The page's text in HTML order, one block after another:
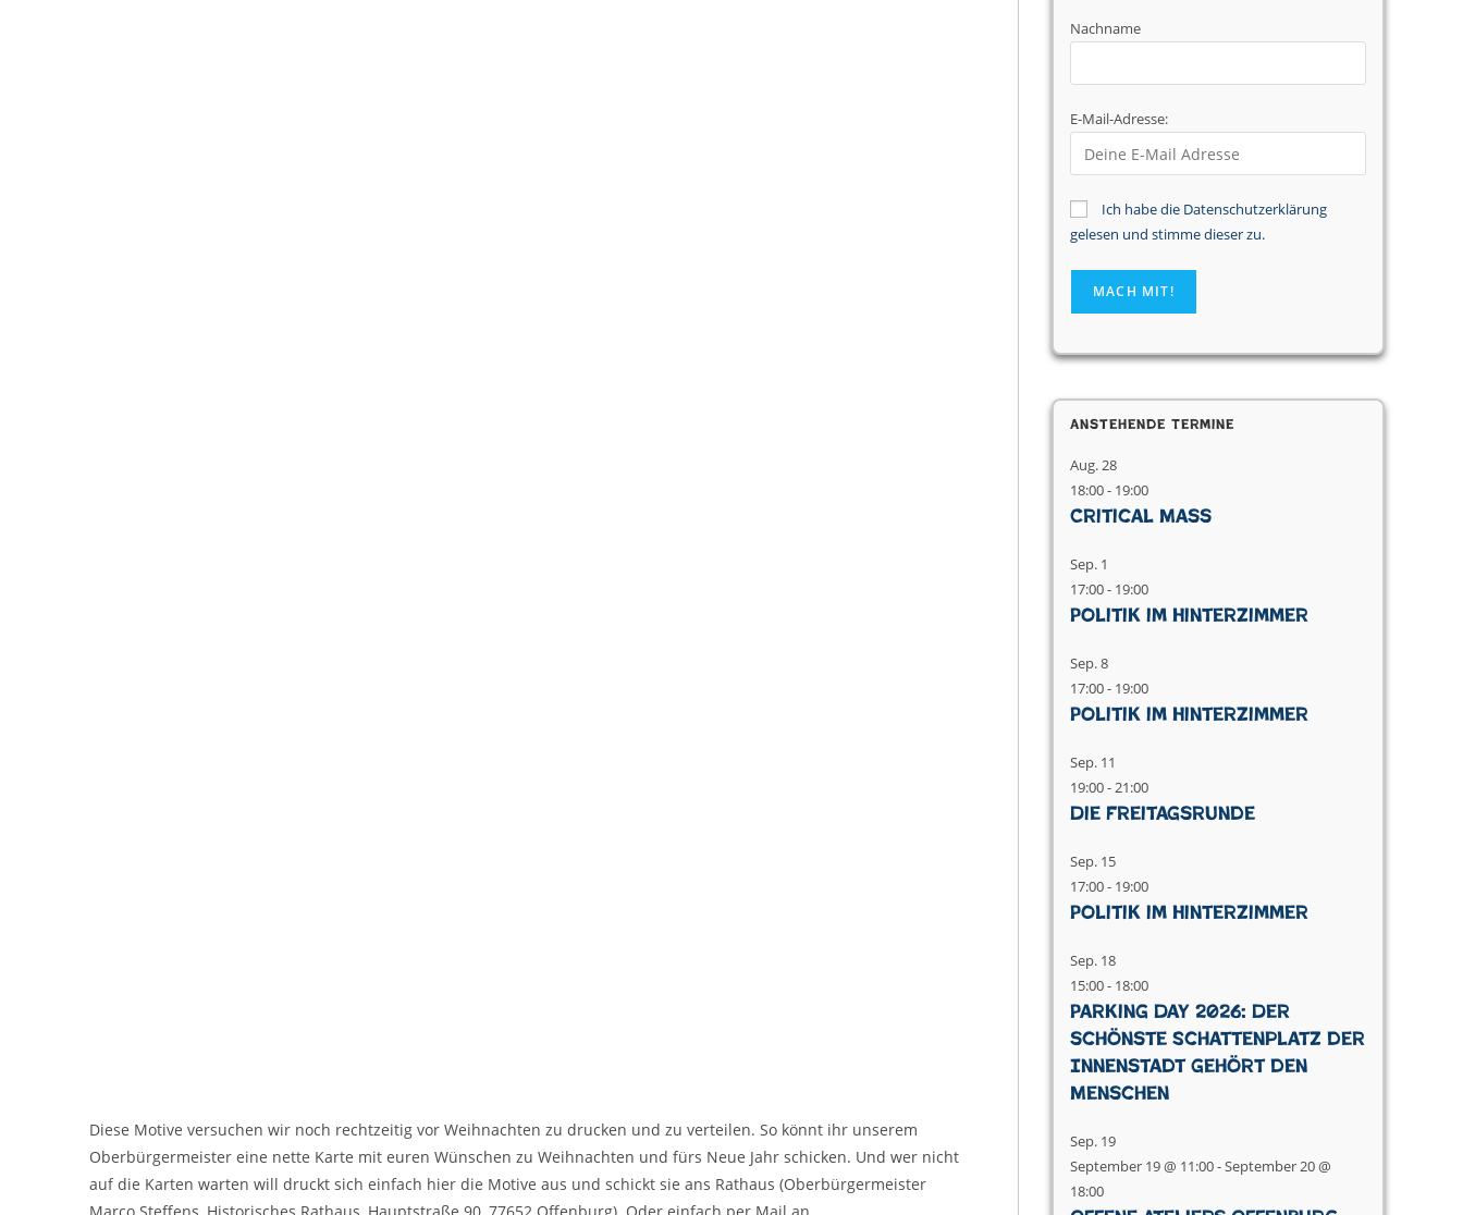
Diese Motive versuchen wir noch rechtzeitig vor Weihnachten zu drucken und zu verteilen. So könnt ihr unserem
Oberbürgermeister eine nette Karte mit euren Wünschen zu Weihnachten und fürs Neue Jahr schicken. Und wer nicht
auf die Karten warten will druckt sich einfach hier die Motive aus und schickt sie ans Rathaus (Oberbürgermeister
Nachname
E-Mail-Adresse:
Ich habe die Datenschutzerklärung
gelesen und stimme dieser zu.
Anstehende Termine
Aug.28
18:00- 19:00
Critical Mass
Sep. 1
17:00- 19:00
Politik im Hinterzimmer
Sep.8
17:00- 19:00
Politik im Hinterzimmer
Sep. 11
19:00-21:00
Die Freitagsrunde
Sep. 15
17:00- 19:00
Politik im Hinterzimmer
Sep. 18
15:00- 18:00
Parking Day 2026: Der
schönste Schattenplatz der
Innenstadt gehört den
Menschen
Sep. 19
September 19 @ 11:00-September 20 @
18:00